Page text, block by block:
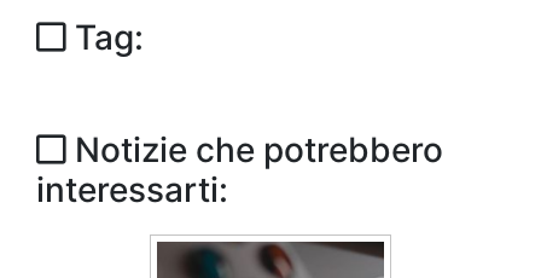
Tag:
Notizie che potrebbero
interessarti: